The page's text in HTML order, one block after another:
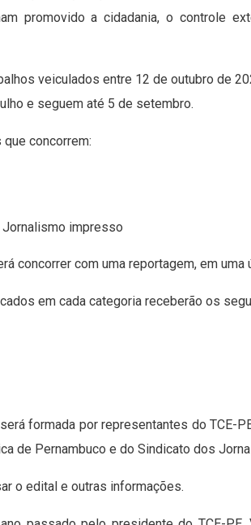
promovido a cidadania, o controle
veiculados entre 12 de outubro de
e seguem até 5 de setembro.
concorrem:
impresso
concorrer com uma reportagem, em uma
em cada categoria receberão os
formada por representantes do TCE-
de Pernambuco e do Sindicato dos
o edital e outras informações.